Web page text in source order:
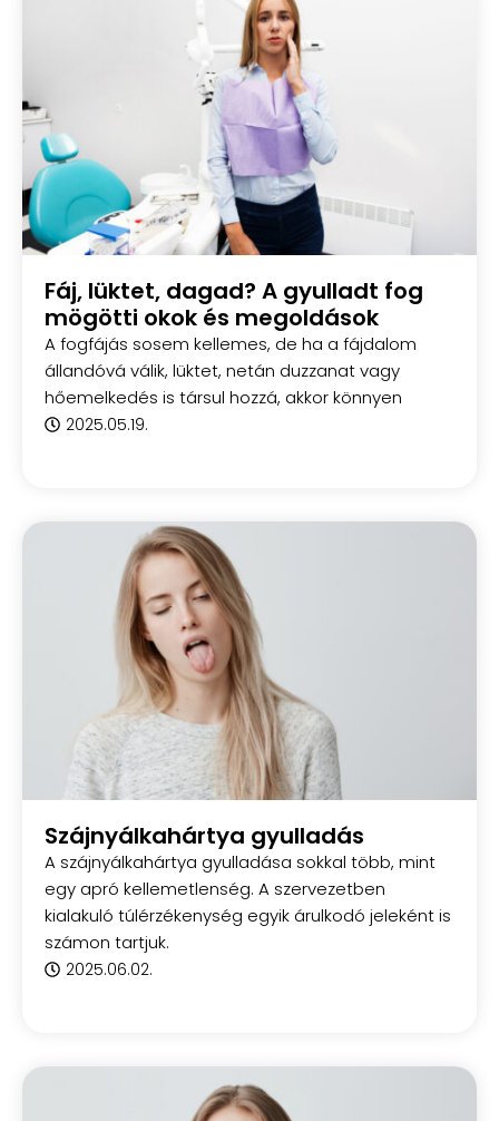
Fáj, lüktet, dagad? A gyulladt fog
mögötti okok és megoldások
A fogfájás sosem kellemes, de ha a fájdalom
állandóvá válik, lüktet, netán duzzanat vagy
hőemelkedés is társul hozzá, akkor könnyen
2025.05.19.
Szájnyálkahártya gyulladás
A szájnyálkahártya gyulladása sokkal több, mint
egy apró kellemetlenség. A szervezetben
kialakuló túlérzékenység egyik árulkodó jeleként is
számon tartjuk.
2025.06.02.